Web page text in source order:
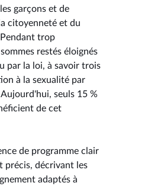
garçons et de
citoyenneté et du
trop
restés éloignés
par la loi, à savoir trois
à la sexualité par
seuls 15 %
de cet
de programme clair
précis, décrivant les
adaptés à